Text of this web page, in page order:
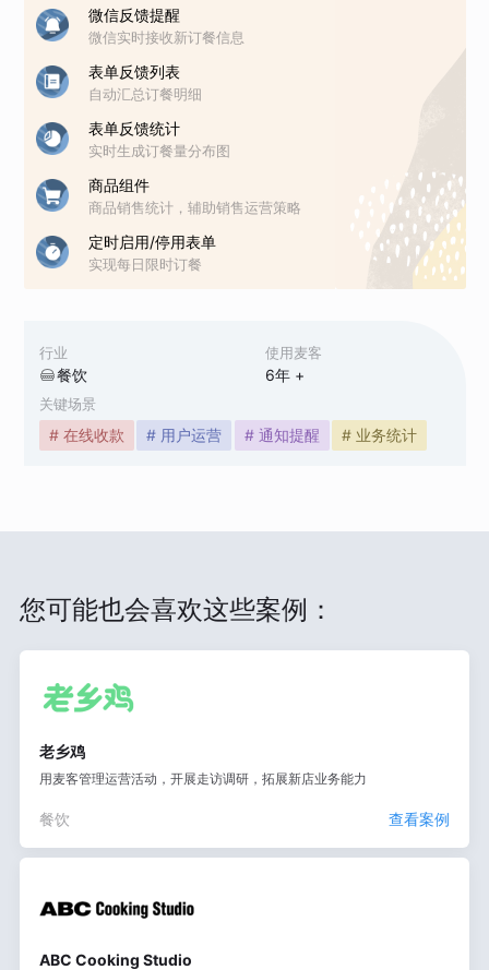
行业
餐饮
使用麦客
6年 +
关键场景
# 在线收款 # 用户运营 # 通知提醒 # 业务统计
微信反馈提醒
微信实时接收新订餐信息
表单反馈列表
自动汇总订餐明细
表单反馈统计
实时生成订餐量分布图
商品组件
商品销售统计，辅助销售运营策略
定时启用/停用表单
实现每日限时订餐
您可能也会喜欢这些案例：
老乡鸡
用麦客管理运营活动，开展走访调研，拓展新店业务能力
餐饮 查看案例
ABC Cooking Studio